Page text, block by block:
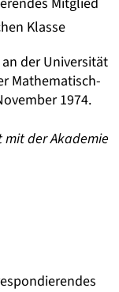
Klasse
der Universität
Mathematisch-
1974.
der Akademie